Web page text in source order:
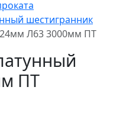
шестигранник
Л63 3000мм ПТ
ПТ